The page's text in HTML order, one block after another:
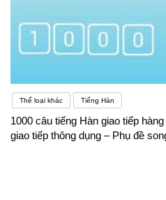
Thể loại khác Tiếng Hàn
1000 câu tiếng Hàn giao tiếp
giao tiếp thông dụng – Phụ đề